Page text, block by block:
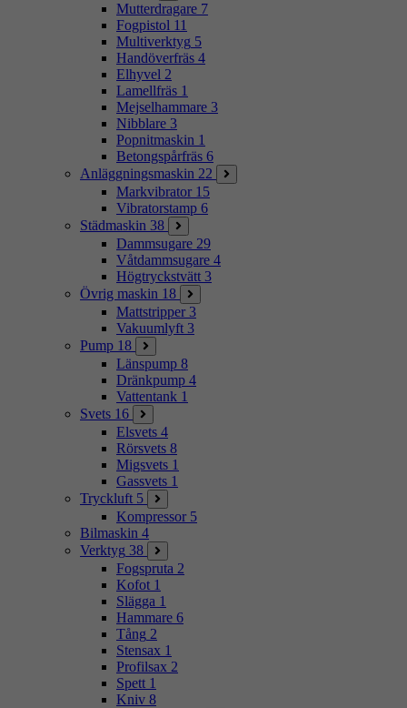
Mutterdragare 7
Fogpistol 11
Multiverktyg 5
Handöverfräs 4
Elhyvel 2
Lamellfräs 1
Mejselhammare 3
Nibblare 3
Popnitmaskin 1
Betongspårfräs 6
Anläggningsmaskin 22
Markvibrator 15
Vibratorstamp 6
Städmaskin 38
Dammsugare 29
Våtdammsugare 4
Högtryckstvätt 3
Övrig maskin 18
Mattstripper 3
Vakuumlyft 3
Pump 18
Länspump 8
Dränkpump 4
Vattentank 1
Svets 16
Elsvets 4
Rörsvets 8
Migsvets 1
Gassvets 1
Tryckluft 5
Kompressor 5
Bilmaskin 4
Verktyg 38
Fogspruta 2
Kofot 1
Slägga 1
Hammare 6
Tång 2
Stensax 1
Profilsax 2
Spett 1
Kniv 8